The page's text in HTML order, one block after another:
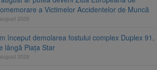
a Victimelor Accidentelor de Muncă
2026
început demolarea fostului complex Duplex 91,
lângă Piața Star
2026